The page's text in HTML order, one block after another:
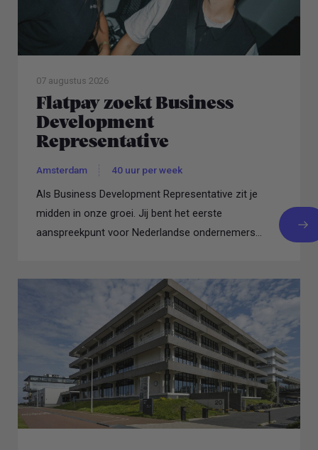
07 augustus 2026
Flatpay zoekt Business
Development
Representative
Amsterdam 40 uur per week
Als Business Development Representative zit je
midden in onze groei. Jij bent het eerste
aanspreekpunt voor Nederlandse ondernemers...